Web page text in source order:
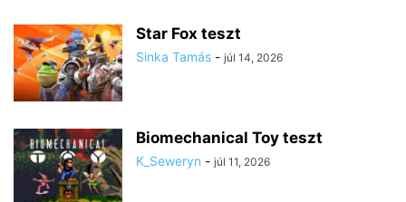
Star Fox teszt
Sinka Tamás - júl 14, 2026
Biomechanical Toy teszt
K_Seweryn - júl 11, 2026